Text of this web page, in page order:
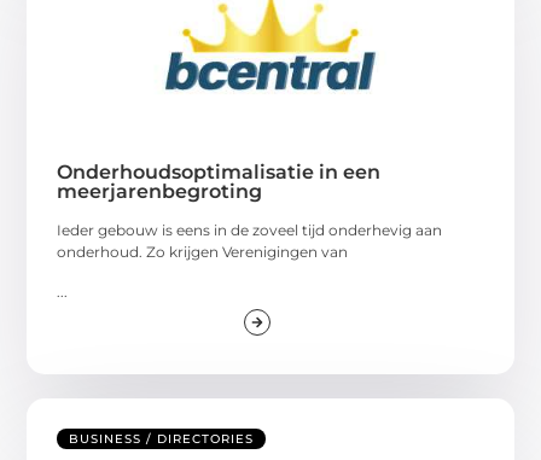
Onderhoudsoptimalisatie in een
meerjarenbegroting
Ieder gebouw is eens in de zoveel tijd onderhevig aan
onderhoud. Zo krijgen Verenigingen van
BUSINESS / DIRECTORIES